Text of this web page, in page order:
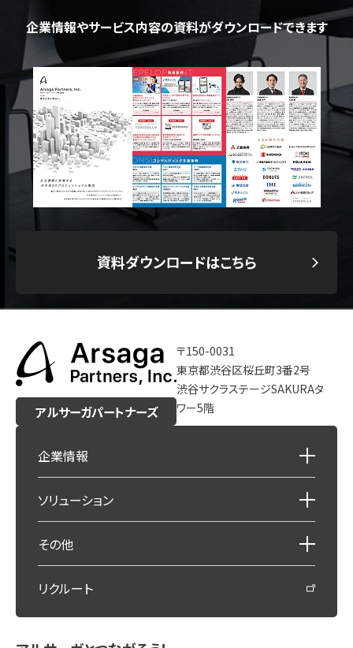
企業情報やサービス内容の資料がダウンロードできます
資料ダウンロードはこちら
アルサーガパートナーズ
〒150-0031
東京都渋谷区桜丘町3番2号
渋谷サクラステージSAKURAタ
ワー5階
企業情報
ソリューション
その他
リクルート